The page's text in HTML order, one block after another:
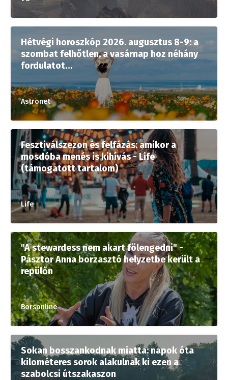
Hétvégi horoszkóp 2026. augusztus 8-9: a
szombat felhőtlen, a vasárnap hoz néhány
fordulatot…
Astronet
Fesztiválszezon és felfázás: amikor a
mosdóba menés is kihívás - Life
(támogatott tartalom)
Life
"A stewardess nem akart fölengedni" -
Pásztor Anna borzasztó helyzetbe került a
repülőn
Borsonline
Sokan bosszankodnak miatta: napok óta
kilométeres sorok alakulnak ki ezen a
szabolcsi útszakaszon